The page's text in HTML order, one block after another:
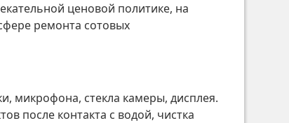
ценовой политике, на
ремонта сотовых
микрофона, стекла камеры, дисплея.
после контакта с водой, чистка